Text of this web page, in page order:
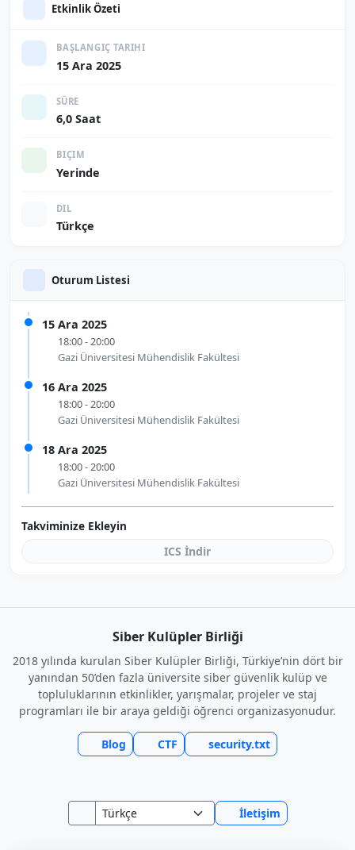
Etkinlik Özeti
BAŞLANGIÇ TARIHI
15 Ara 2025
SÜRE
6,0 Saat
BIÇIM
Yerinde
DIL
Türkçe
Oturum Listesi
15 Ara 2025
18:00 - 20:00
Gazi Üniversitesi Mühendislik Fakültesi
16 Ara 2025
18:00 - 20:00
Gazi Üniversitesi Mühendislik Fakültesi
18 Ara 2025
18:00 - 20:00
Gazi Üniversitesi Mühendislik Fakültesi
Takviminize Ekleyin
ICS İndir
Siber Kulüpler Birliği
2018 yılında kurulan Siber Kulüpler Birliği, Türkiye’nin dört bir
yanından 50’den fazla üniversite siber güvenlik kulüp ve
topluluklarının etkinlikler, yarışmalar, projeler ve staj
programları ile bir araya geldiği öğrenci organizasyonudur.
Blog CTF security.txt
İletişim